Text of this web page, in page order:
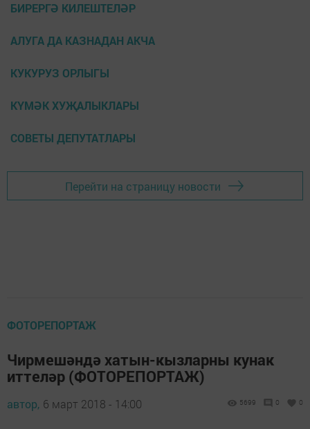
БИРЕРГӘ КИЛЕШТЕЛӘР
АЛУГА ДА КАЗНАДАН АКЧА
КУКУРУЗ ОРЛЫГЫ
КҮМӘК ХУҖАЛЫКЛАРЫ
СОВЕТЫ ДЕПУТАТЛАРЫ
Перейти на страницу новости
ФОТОРЕПОРТАЖ
Чирмешәндә хатын-кызларны кунак
иттеләр (ФОТОРЕПОРТАЖ)
автор, 6 март 2018 - 14:00 5699 0 0